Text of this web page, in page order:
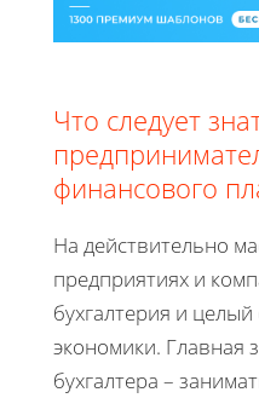
Что следует
финансового
На действительно
предприятиях и
бухгалтерия и
экономики. Главная
бухгалтера –